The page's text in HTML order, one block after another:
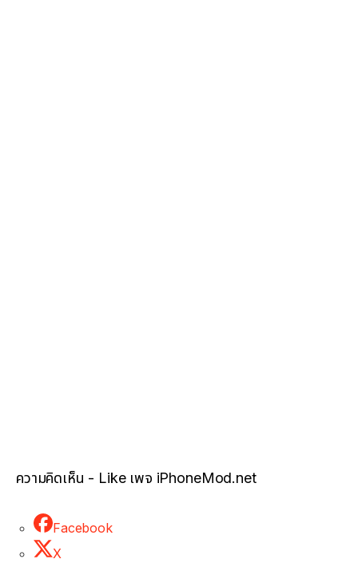
ความคิดเห็น - Like เพจ iPhoneMod.net
Facebook
X